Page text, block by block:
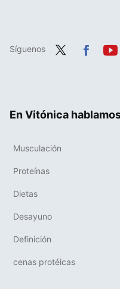
Síguenos
En Vitónica
Musculación
Proteínas
Dietas
Desayuno
Definición
cenas protéicas